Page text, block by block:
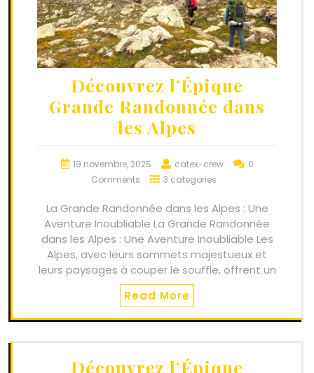
Découvrez l’Épique
Grande Randonnée dans
les Alpes
19 novembre, 2025 catex-crew
0
Comments
3 categories
La Grande Randonnée dans les Alpes : Une
Aventure Inoubliable La Grande Randonnée
dans les Alpes : Une Aventure Inoubliable Les
Alpes, avec leurs sommets majestueux et
leurs paysages à couper le souffle, offrent un
Read More
Découvrez l’Épique